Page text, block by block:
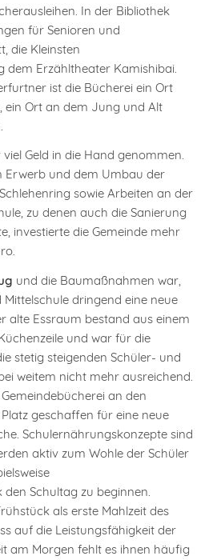
In der Bibliothek
für Senioren und
die Kleinsten
dem Erzähltheater Kamishibai.
ist die Bücherei ein Ort
ein Ort an dem Jung und Alt
Geld in die Hand genommen.
Erwerb und dem Umbau der
sowie Arbeiten an der
zu denen auch die Sanierung
investierte die Gemeinde mehr
und die Baumaßnahmen war,
dringend eine neue
alte Essraum bestand aus einem
und war für die
stetig steigenden Schüler- und
weitem nicht mehr ausreichend.
an den
geschaffen für eine neue
Schulernährungskonzepte sind
aktiv zum Wohle der Schüler
Schultag zu beginnen.
als erste Mahlzeit des
auf die Leistungsfähigkeit der
am Morgen fehlt es ihnen häufig